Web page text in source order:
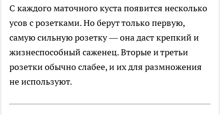
С каждого маточного куста появится несколько
усов с розетками. Но берут только первую,
самую сильную розетку — она даст крепкий и
жизнеспособный саженец. Вторые и третьи
розетки обычно слабее, и их для размножения
не используют.